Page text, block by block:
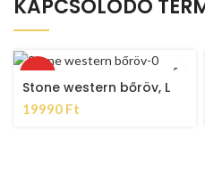
KAPCSOLÓDÓ
HOT
Stone western bőröv, L
19990 Ft